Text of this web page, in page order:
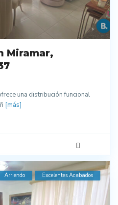
Miramar,
una distribución funcional
[más]
Arriendo Excelentes Acabados